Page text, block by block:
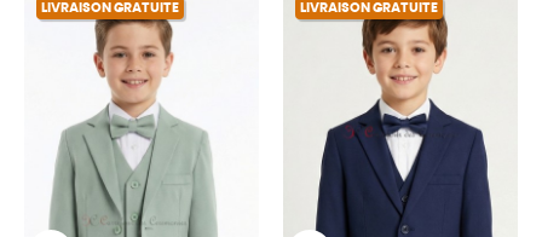
LIVRAISON GRATUITE LIVRAISON GRATUITE